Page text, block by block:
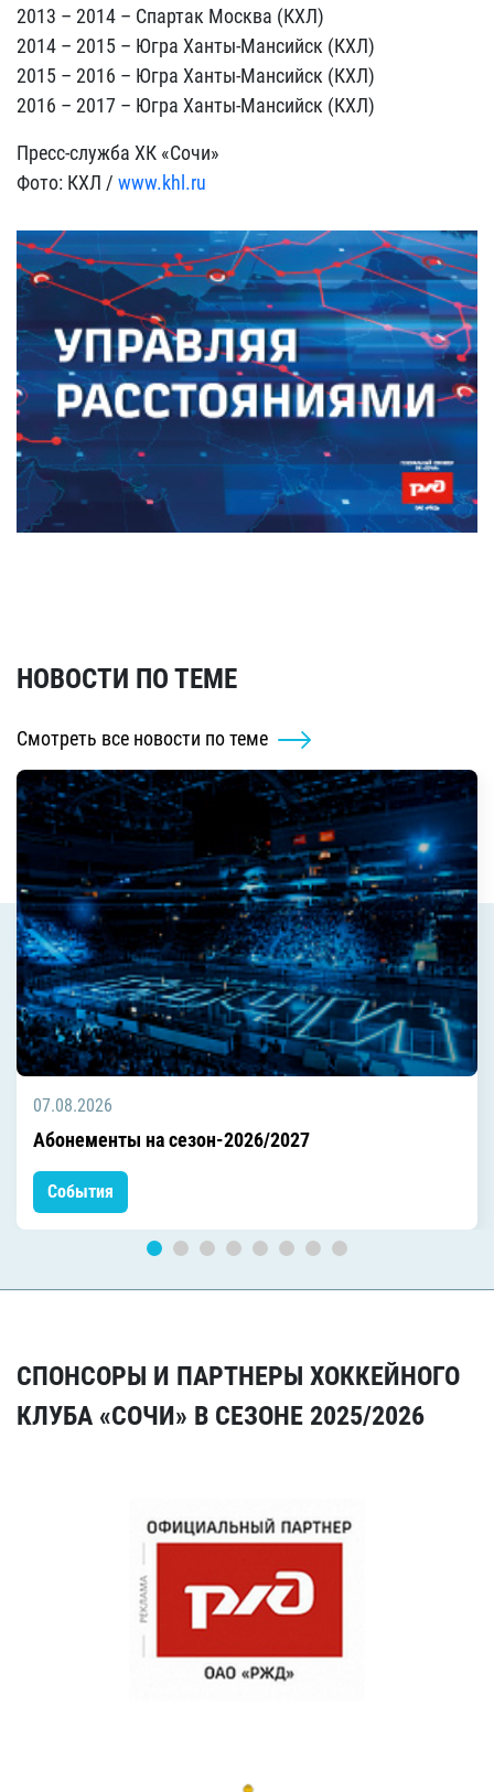
2013 – 2014 – Спартак Москва (КХЛ)
2014 – 2015 – Югра Ханты-Мансийск (КХЛ)
2015 – 2016 – Югра Ханты-Мансийск (КХЛ)
2016 – 2017 – Югра Ханты-Мансийск (КХЛ)
Пресс-служба ХК «Сочи»
Фото: КХЛ / www.khl.ru
НОВОСТИ ПО ТЕМЕ
Смотреть все новости по теме
07.08.2026
Абонементы на сезон-2026/2027
События
СПОНСОРЫ И ПАРТНЕРЫ ХОККЕЙНОГО
КЛУБА «СОЧИ» В СЕЗОНЕ 2025/2026